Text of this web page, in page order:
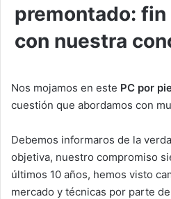
premontado:
con nuestra
Nos mojamos en este PC por
cuestión que abordamos con
Debemos informaros de la
objetiva, nuestro compromiso
últimos 10 años, hemos visto
mercado y técnicas por parte